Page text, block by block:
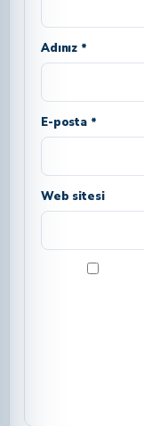
Adınız *
E-posta *
Web sitesi